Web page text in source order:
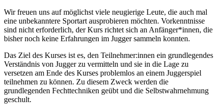
Wir freuen uns auf möglichst viele neugierige Leute, die auch mal
eine unbekanntere Sportart ausprobieren möchten. Vorkenntnisse
sind nicht erforderlich, der Kurs richtet sich an Anfänger*innen, die
bisher noch keine Erfahrungen im Jugger sammeln konnten.
Das Ziel des Kurses ist es, den Teilnehmer:innen ein grundlegendes
Verständnis von Jugger zu vermitteln und sie in die Lage zu
versetzen am Ende des Kurses problemlos an einem Juggerspiel
teilnehmen zu können. Zu diesem Zweck werden die
grundlegenden Fechttechniken geübt und die Selbstwahrnehmung
geschult.